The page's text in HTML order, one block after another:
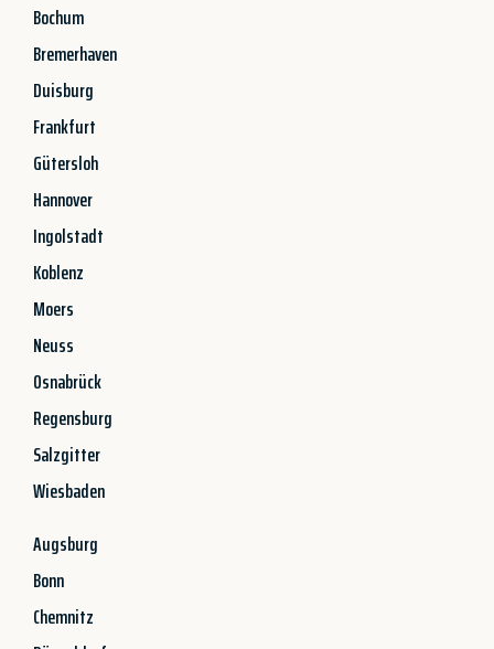
Bochum
Bremerhaven
Duisburg
Frankfurt
Gütersloh
Hannover
Ingolstadt
Koblenz
Moers
Neuss
Osnabrück
Regensburg
Salzgitter
Wiesbaden
Augsburg
Bonn
Chemnitz